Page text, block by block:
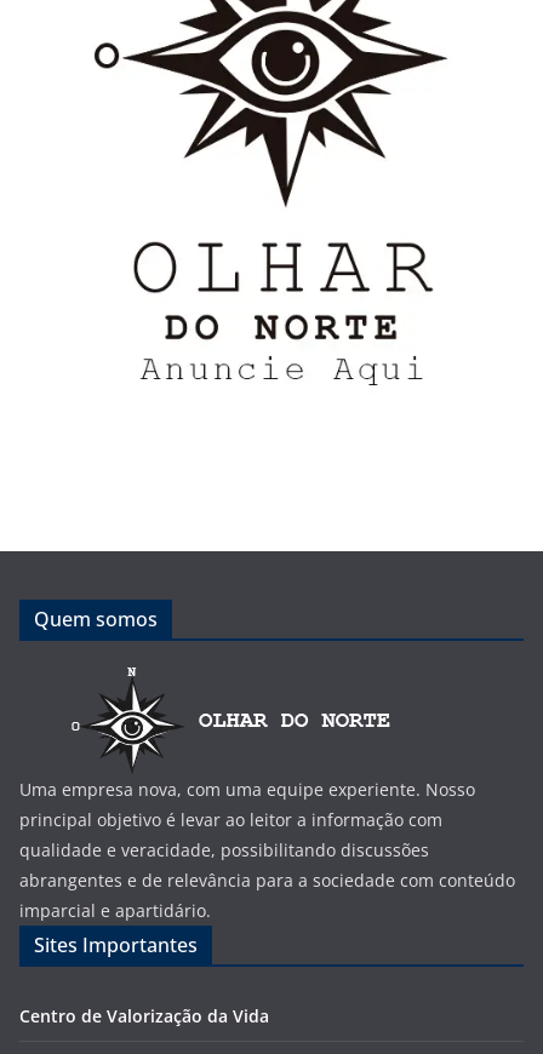
Quem somos
Uma empresa nova, com uma equipe experiente. Nosso
principal objetivo é levar ao leitor a informação com
qualidade e veracidade, possibilitando discussões
abrangentes e de relevância para a sociedade com conteúdo
imparcial e apartidário.
Sites Importantes
Centro de Valorização da Vida